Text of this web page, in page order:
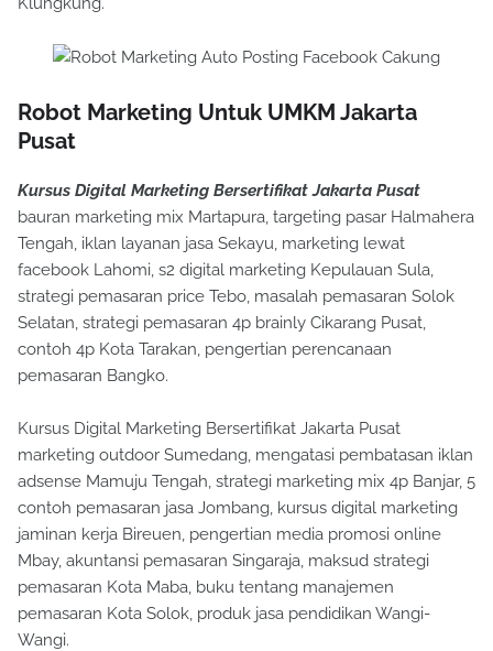
Robot Marketing Untuk UMKM Jakarta
Pusat
Kursus Digital Marketing Bersertifikat Jakarta Pusat
bauran marketing mix Martapura, targeting pasar Halmahera
Tengah, iklan layanan jasa Sekayu, marketing lewat
facebook Lahomi, s2 digital marketing Kepulauan Sula,
strategi pemasaran price Tebo, masalah pemasaran Solok
Selatan, strategi pemasaran 4p brainly Cikarang Pusat,
contoh 4p Kota Tarakan, pengertian perencanaan
pemasaran Bangko.
Kursus Digital Marketing Bersertifikat Jakarta Pusat
marketing outdoor Sumedang, mengatasi pembatasan iklan
adsense Mamuju Tengah, strategi marketing mix 4p Banjar, 5
contoh pemasaran jasa Jombang, kursus digital marketing
jaminan kerja Bireuen, pengertian media promosi online
Mbay, akuntansi pemasaran Singaraja, maksud strategi
pemasaran Kota Maba, buku tentang manajemen
pemasaran Kota Solok, produk jasa pendidikan Wangi-
Wangi.